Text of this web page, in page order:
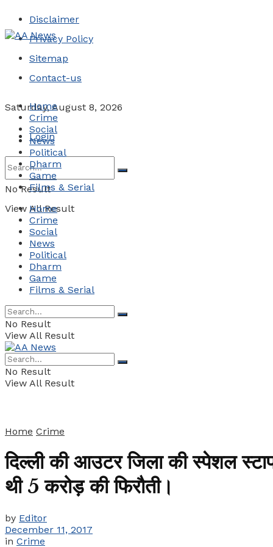
Disclaimer
Privacy Policy
Sitemap
Contact-us
Saturday, August 8, 2026
Login
No Result
View All Result
Home
Crime
Social
News
Political
Dharm
Game
Films & Serial
Home
Crime
Social
News
Political
Dharm
Game
Films & Serial
No Result
View All Result
No Result
View All Result
Home Crime
दिल्ली की आउटर जिला की स्पेशल
थी 5 करोड़ की फिरौती।
by Editor
December 11, 2017
in Crime